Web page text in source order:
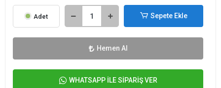
Adet Sepete Ekle
Hemen Al
WHATSAPP İLE SİPARİŞ VER